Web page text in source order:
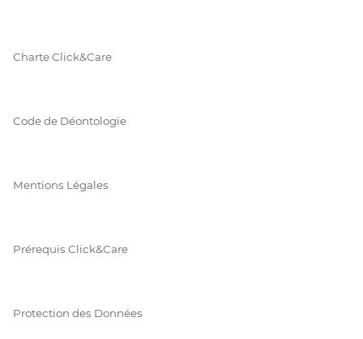
Charte Click&Care
Code de Déontologie
Mentions Légales
Prérequis Click&Care
Protection des Données